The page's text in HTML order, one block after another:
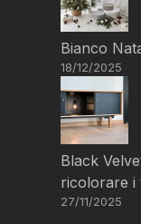
Bianco
18/12/2025
Black
ricolorare i
27/11/2025